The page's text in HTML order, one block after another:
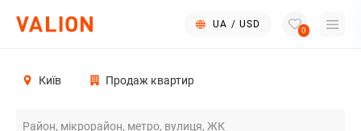
UA / USD
0
Київ Продаж квартир